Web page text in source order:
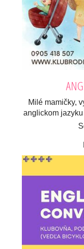
Milé mamičky,
anglickom